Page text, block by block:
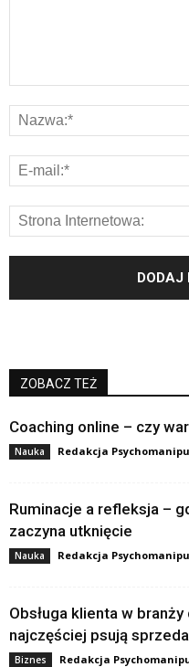
ZOBACZ TEŻ
Coaching online – czy
Nauka Redakcja
Ruminacje a refleksja –
zaczyna utknięcie
Nauka Redakcja
Obsługa klienta w
najczęściej psują
Biznes Redakcja